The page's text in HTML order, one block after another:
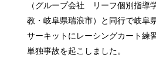
（グループ会社 リーフ個別指導
教・岐阜県瑞浪市）と同行で岐阜
サーキットにレーシングカート練
単独事故を起こしました。